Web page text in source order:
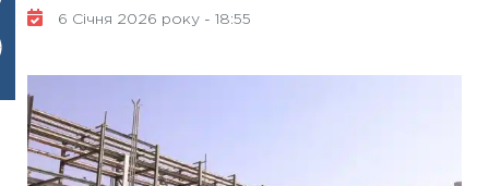
6 Січня 2026 року - 18:55